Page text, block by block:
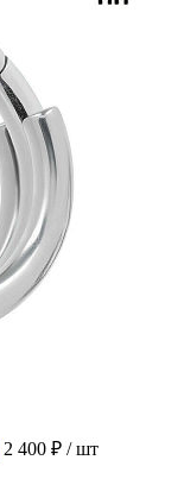
2 400 ₽ / шт